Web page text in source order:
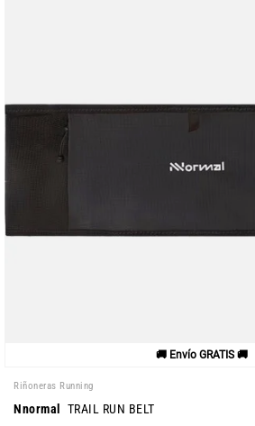
🚚 Envío GRATIS 🚚
Riñoneras Running
Nnormal TRAIL RUN BELT